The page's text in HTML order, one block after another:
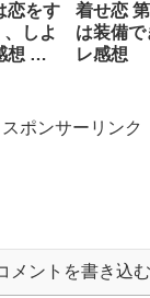
恋をす
しよ
想 曲
着せ恋
は装備
レ感想
スポンサーリンク
メントを書き込む